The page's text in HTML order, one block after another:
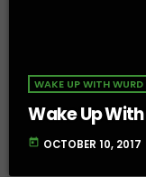
WAKE UP WITH WURD
Wake Up With
today OCTOBER 10, 2017